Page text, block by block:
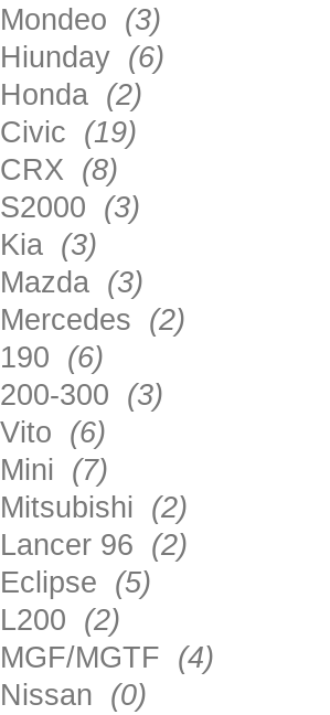
Mondeo (3)
Hiunday (6)
Honda (2)
Civic (19)
CRX (8)
S2000 (3)
Kia (3)
Mazda (3)
Mercedes (2)
190 (6)
200-300 (3)
Vito (6)
Mini (7)
Mitsubishi (2)
Lancer 96 (2)
Eclipse (5)
L200 (2)
MGF/MGTF (4)
Nissan (0)